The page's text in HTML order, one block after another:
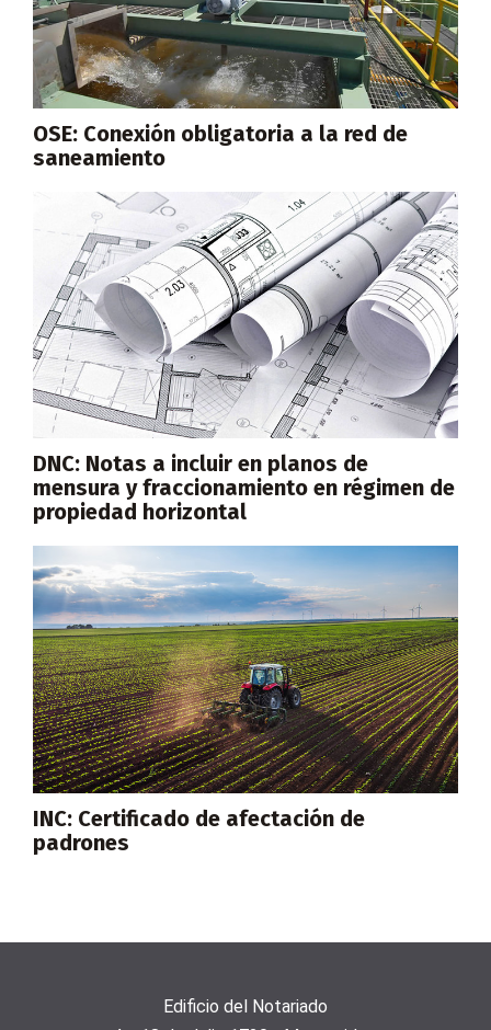
OSE: Conexión obligatoria a la red de
saneamiento
DNC: Notas a incluir en planos de
mensura y fraccionamiento en régimen de
propiedad horizontal
INC: Certificado de afectación de
padrones
Edificio del Notariado